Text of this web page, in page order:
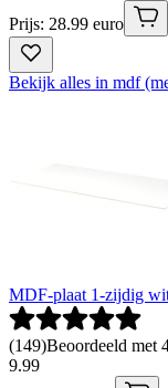
Prijs: 28.99 euro
Bekijk alles in mdf
MDF-plaat 1-zijdig
(149)Beoordeeld met
9.99